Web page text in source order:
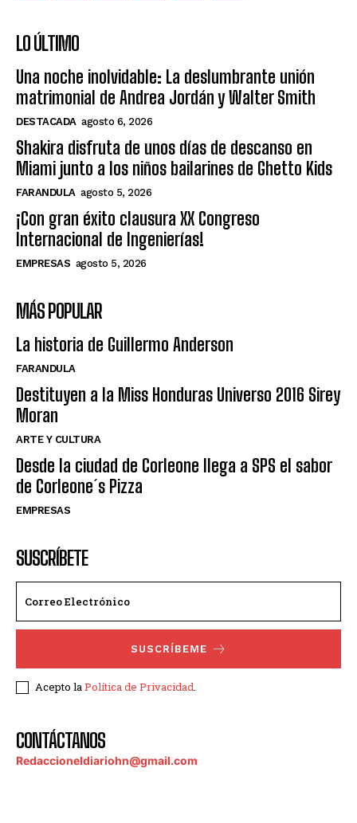
LO ÚLTIMO
Una noche inolvidable: La deslumbrante unión
matrimonial de Andrea Jordán y Walter Smith
DESTACADA agosto 6, 2026
Shakira disfruta de unos días de descanso en
Miami junto a los niños bailarines de Ghetto Kids
FARANDULA agosto 5, 2026
¡Con gran éxito clausura XX Congreso
Internacional de Ingenierías!
EMPRESAS agosto 5, 2026
MÁS POPULAR
La historia de Guillermo Anderson
FARANDULA
Destituyen a la Miss Honduras Universo 2016 Sirey
Moran
ARTE Y CULTURA
Desde la ciudad de Corleone llega a SPS el sabor
de Corleone´s Pizza
EMPRESAS
SUSCRÍBETE
SUSCRÍBEME
Acepto laPolítica de Privacidad.
CONTÁCTANOS
Redaccioneldiariohn@gmail.com